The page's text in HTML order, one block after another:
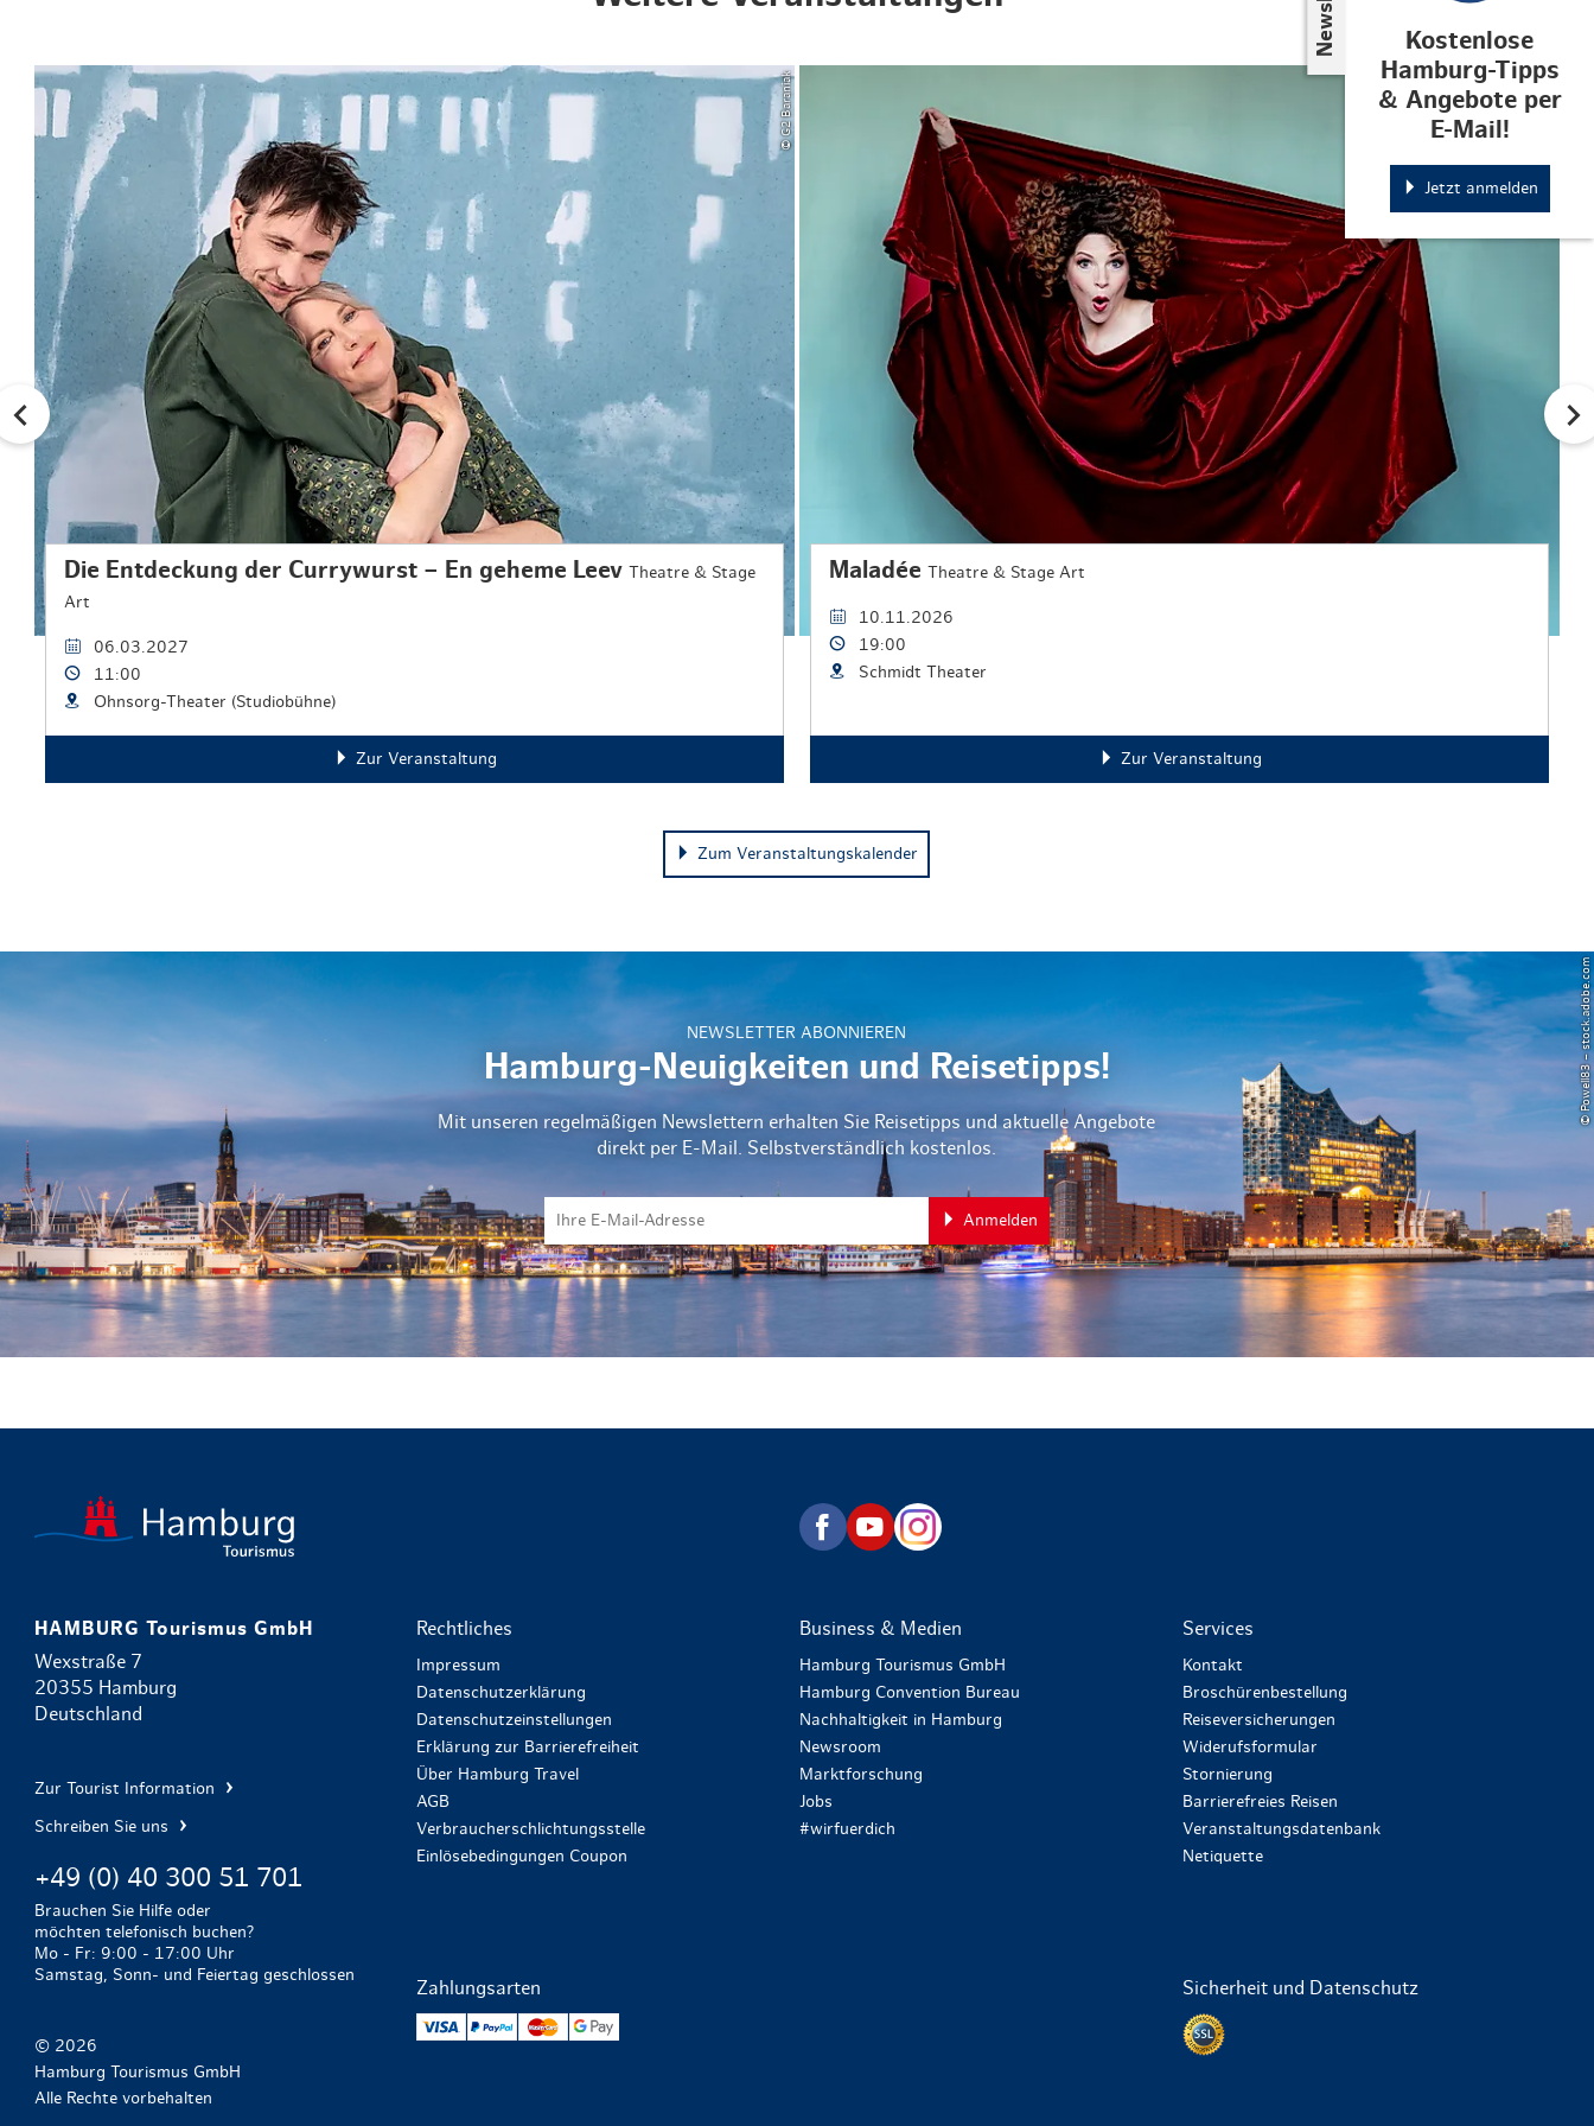
Kostenlose
Hamburg-Tipps
& Angebote per
E-Mail!
Jetzt anmelden
© G2 Baraniak
Die Entdeckung der Currywurst – En geheme Leev
Theatre & Stage
Art
06.03.2027
11:00
Ohnsorg-Theater (Studiobühne)
Zur Veranstaltung
© Harald Hoffmann
Maladée Theatre & Stage Art
10.11.2026
19:00
Schmidt Theater
Zur Veranstaltung
Zum Veranstaltungskalender
NEWSLETTER ABONNIEREN
Hamburg-Neuigkeiten und Reisetipps!
Mit unseren regelmäßigen Newslettern erhalten Sie Reisetipps und aktuelle Angebote
direkt per E-Mail. Selbstverständlich kostenlos.
Anmelden
© Powell83 – stock.adobe.com
zurück zur Startseite
HAMBURG Tourismus GmbH
Wexstraße 7
20355 Hamburg
Deutschland
Zur Tourist Information
Schreiben Sie uns
+49 (0) 40 300 51 701
Brauchen Sie Hilfe oder
möchten telefonisch buchen?
Mo - Fr: 9:00 - 17:00 Uhr
Samstag, Sonn- und Feiertag geschlossen
© 2026
Hamburg Tourismus GmbH
Alle Rechte vorbehalten
Rechtliches
Impressum
Datenschutzerklärung
Datenschutzeinstellungen
Erklärung zur Barrierefreiheit
Über Hamburg Travel
AGB
Verbraucherschlichtungsstelle
Einlösebedingungen Coupon
Business & Medien
Hamburg Tourismus GmbH
Hamburg Convention Bureau
Nachhaltigkeit in Hamburg
Newsroom
Marktforschung
Jobs
#wirfuerdich
Services
Kontakt
Broschürenbestellung
Reiseversicherungen
Widerufsformular
Stornierung
Barrierefreies Reisen
Veranstaltungsdatenbank
Netiquette
Zahlungsarten
VISA PayPal Mastercard
Sicherheit und Datenschutz